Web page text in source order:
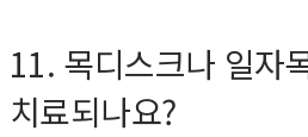
11. 목디스크나 일자
치료되나요?